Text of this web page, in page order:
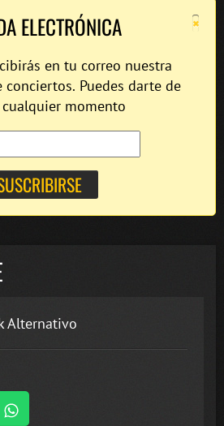
×
ELECTRÓNICA
en tu correo nuestra
conciertos. Puedes darte de
momento
Alternativo